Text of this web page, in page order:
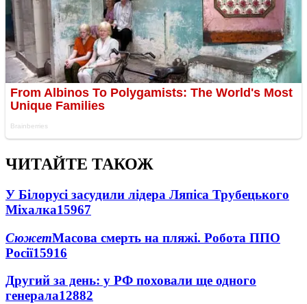
ЧИТАЙТЕ ТАКОЖ
У Білорусі засудили лідера Ляпіса Трубецького
Міхалка15967
СюжетМасова смерть на пляжі. Робота ППО
Росії15916
Другий за день: у РФ поховали ще одного
генерала12882